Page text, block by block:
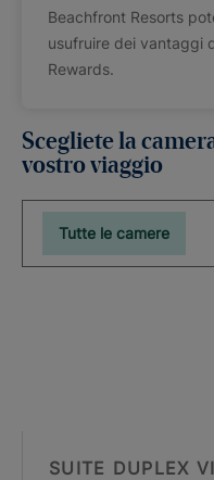
Beachfront Resorts
usufruire dei vantaggi
Rewards.
Scegliete la
vostro viaggio
Tutte le camere
SUITE DUPLEX